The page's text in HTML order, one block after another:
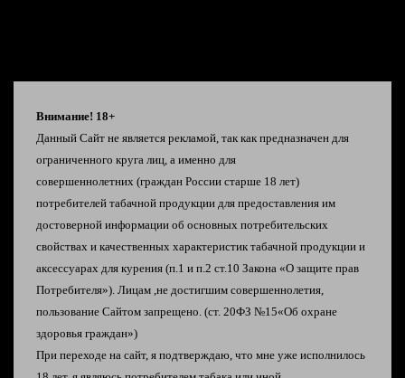
Описание
Bubblegum - Сочная жвачка со вкусом персика и
дыни
Candy - Свежий вкус конфеты с малиной и
клубникой
Donut - Сладкий пончик с клубничным джемом
Lemonade - Насыщенный лимонад с клюквенным
соком
Нежный банановый милкшейк
Mint - Сладковато-терпкая черная смородина,
укутанная морозной мятной свежестью
Внимание! 18+
Данный Сайт не является рекламой, так как предназначен для
ограниченного круга лиц, а именно для
совершеннолетних (граждан России старше 18 лет)
потребителей табачной продукции для предоставления им
достоверной информации об основных потребительских
свойствах и качественных характеристик табачной продукции и
аксессуарах для курения (п.1 и п.2 ст.10 Закона «О защите прав
Потребителя»). Лицам ,не достигшим совершеннолетия,
пользование Сайтом запрещено. (ст. 20ФЗ №15«Об охране
здоровья граждан»)
При переходе на сайт, я подтверждаю, что мне уже исполнилось